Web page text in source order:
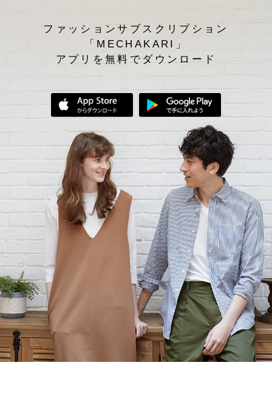
ファッションサブスクリプション
「MECHAKARI」
アプリを無料でダウンロード
App Storeからダウンロード